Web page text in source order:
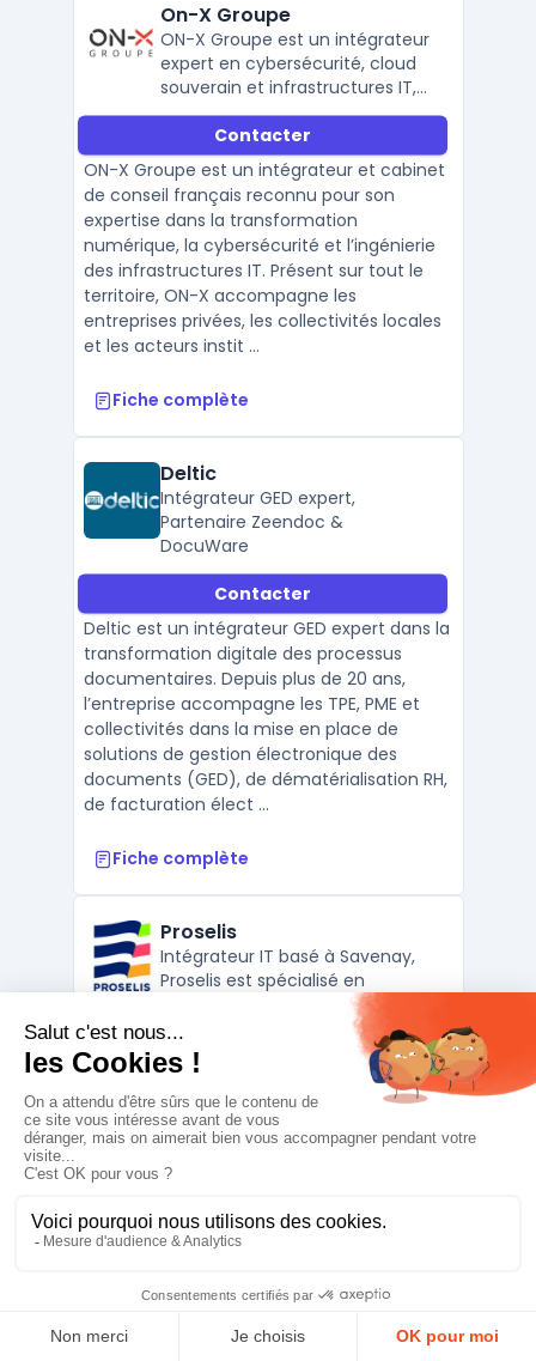
On-X Groupe
ON-X Groupe est un intégrateur
expert en cybersécurité, cloud
souverain et infrastructures IT,
accompagnant entreprises et
collectivités dans leur
transformation numérique en
France.
Contacter
ON-X Groupe est un intégrateur et cabinet
de conseil français reconnu pour son
expertise dans la transformation
numérique, la cybersécurité et l’ingénierie
des infrastructures IT. Présent sur tout le
territoire, ON-X accompagne les
entreprises privées, les collectivités locales
et les acteurs instit ...
Fiche complète
Deltic
Intégrateur GED expert,
Partenaire Zeendoc &
DocuWare
Contacter
Deltic est un intégrateur GED expert dans la
transformation digitale des processus
documentaires. Depuis plus de 20 ans,
l’entreprise accompagne les TPE, PME et
collectivités dans la mise en place de
solutions de gestion électronique des
documents (GED), de dématérialisation RH,
de facturation élect ...
Fiche complète
Proselis
Intégrateur IT basé à Savenay,
Proselis est spécialisé en
infogérance, cybersécurité et
intégration Microsoft 365 pour
PME. Il accompagne les
entreprises avec des solutions
sur-mesure et un support
réactif.
Proselis est un intégrateur informatique et
prestataire de services IT basé à Savenay,
en Loire-Atlantique. Spécialisé dans
l’infogérance pour PME, il propose un
accompagnement complet sur la gestion
du parc informatique, la maintenance,
l’assistance utilisateurs et la supervision des